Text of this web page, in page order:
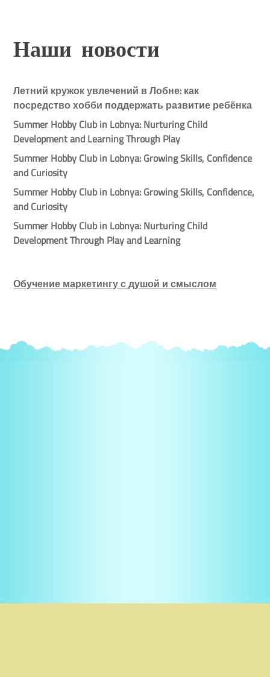
Наши новости
Летний кружок увлечений в Лобне: как
посредство хобби поддержать развитие ребёнка
Summer Hobby Club in Lobnya: Nurturing Child
Development and Learning Through Play
Summer Hobby Club in Lobnya: Growing Skills, Confidence
and Curiosity
Summer Hobby Club in Lobnya: Growing Skills, Confidence,
and Curiosity
Summer Hobby Club in Lobnya: Nurturing Child
Development Through Play and Learning
Обучение маркетингу с душой и смыслом